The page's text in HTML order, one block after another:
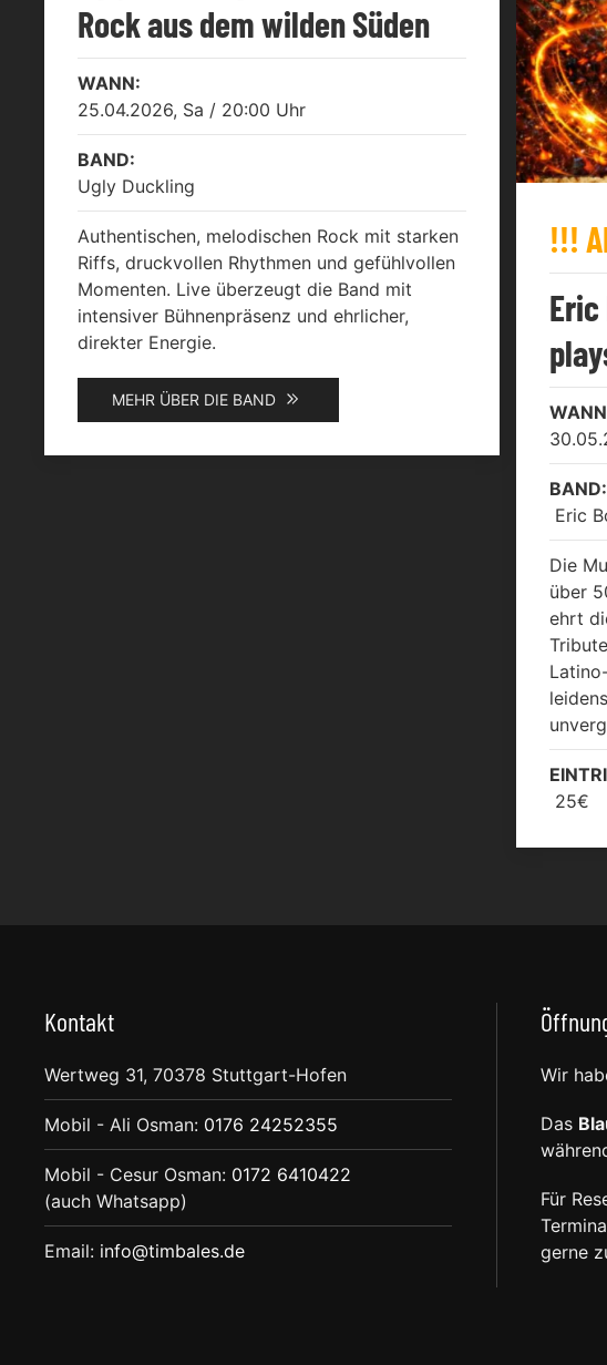
Rock aus dem wilden Süden
WANN:
25.04.2026, Sa / 20:00 Uhr
BAND:
Ugly Duckling
Authentischen, melodischen Rock mit starken
Riffs, druckvollen Rhythmen und gefühlvollen
Momenten. Live überzeugt die Band mit
intensiver Bühnenpräsenz und ehrlicher,
direkter Energie.
MEHR ÜBER DIE BAND
!!!
BAND:
Eric
Die
über
ehrt
25€
Kontakt
Wertweg 31, 70378 Stuttgart-Hofen
Mobil - Ali Osman: 0176 24252355
Mobil - Cesur Osman: 0172 6410422
(auch Whatsapp)
Email: info@timbales.de
Wir
Das
Für
gerne